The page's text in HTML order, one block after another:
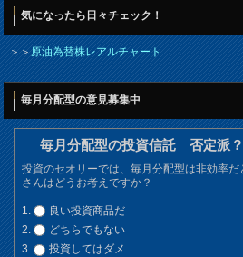
気になったら日々チェック！
＞＞原油為替株レアルチャート
毎月分配型の意見募集中
毎月分配型の投資信託 否定派
投資のセオリーでは、毎月分配型は非効率
さんはどうお考えですか？
良い投資商品だ
どちらでもない
投資してはダメ